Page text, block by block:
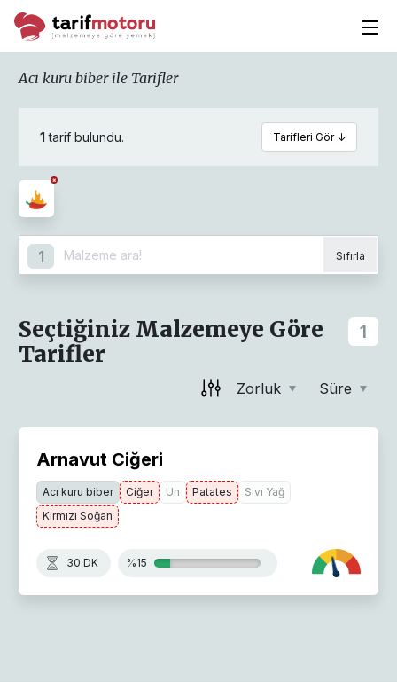
Acı kuru biber ile Tarifler
1 tarif bulundu. Tarifleri Gör ↓
1 Sıfırla
Seçtiğiniz Malzemeye Göre
Tarifler
1
Zorluk Süre
Arnavut Ciğeri
Acı kuru biber Ciğer Un Patates
Sıvı Yağ
Kırmızı Soğan
30 DK %15